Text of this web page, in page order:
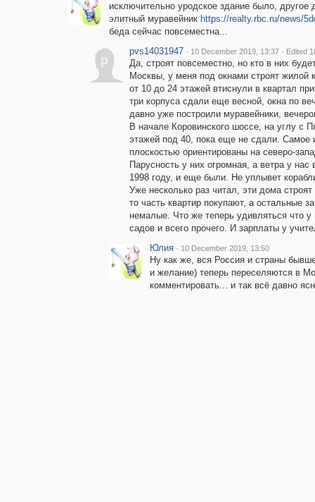
исключительно уродское здание было, другое
элитный муравейник https://realty.rbc.ru/news/
беда сейчас повсеместна...
p
pvs14031947 · 10 December 2019, 13:37 · Edited
Да, строят повсеместно, но кто в них
Москвы, у меня под окнами строят жилой
от 10 до 24 этажей втиснули в квартал
три корпуса сдали еще весной, окна по
давно уже построили муравейники,
В начале Коровинского шоссе, на углу с
этажей под 40, пока еще не сдали. Самое
плоскостью ориентированы на северо-
Парусность у них огромная, а ветра у
1998 году, и еще были. Не уплывет
Уже несколько раз читал, эти дома
то часть квартир покупают, а остальные
немалые. Что же теперь удивляться что у
садов и всего прочего. И зарплаты у
Юлия · 10 December 2019, 13:50
Ну как же, вся Россия и страны
и желание) теперь переселяются в
комментировать... и так всё давно